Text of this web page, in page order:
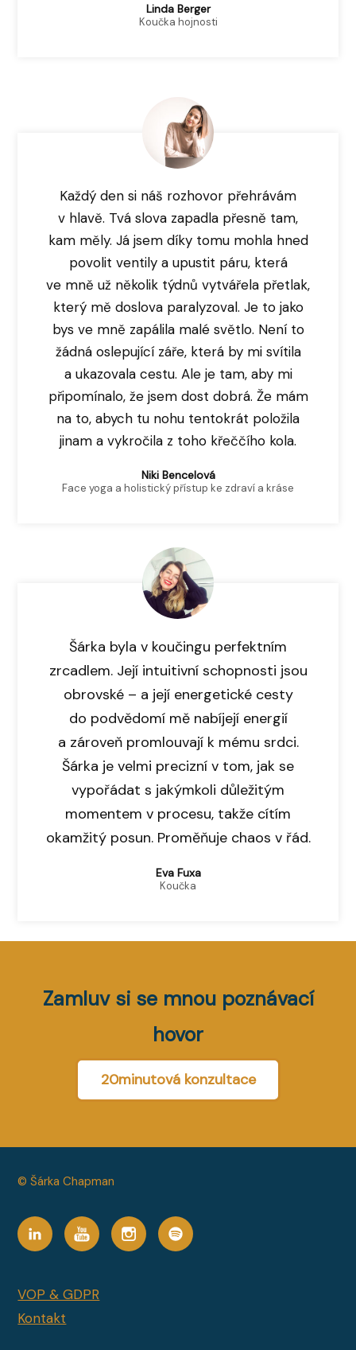
Linda Berger
Koučka hojnosti
Každý den si náš rozhovor přehrávám
v hlavě. Tvá slova zapadla přesně tam,
kam měly. Já jsem díky tomu mohla hned
povolit ventily a upustit páru, která
ve mně už několik týdnů vytvářela přetlak,
který mě doslova paralyzoval. Je to jako
bys ve mně zapálila malé světlo. Není to
žádná oslepující záře, která by mi svítila
a ukazovala cestu. Ale je tam, aby mi
připomínalo, že jsem dost dobrá. Že mám
na to, abych tu nohu tentokrát položila
jinam a vykročila z toho křeččího kola.
Niki Bencelová
Face yoga a holistický přístup ke zdraví a kráse
Šárka byla v koučingu perfektním
zrcadlem. Její intuitivní schopnosti jsou
obrovské – a její energetické cesty
do podvědomí mě nabíjejí energií
a zároveň promlouvají k mému srdci.
Šárka je velmi precizní v tom, jak se
vypořádat s jakýmkoli důležitým
momentem v procesu, takže cítím
okamžitý posun. Proměňuje chaos v řád.
Eva Fuxa
Koučka
Zamluv si se mnou poznávací
hovor
20minutová konzultace
© Šárka Chapman
VOP & GDPR
Kontakt